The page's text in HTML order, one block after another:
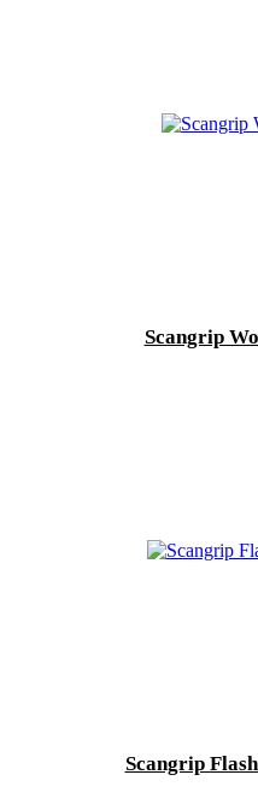
Scangrip
Scangrip